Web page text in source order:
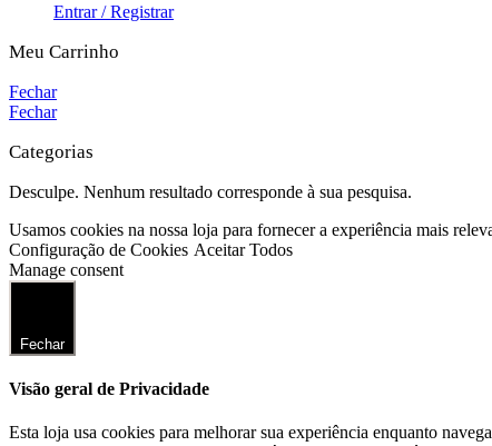
Entrar / Registrar
Meu Carrinho
Fechar
Fechar
Categorias
Desculpe. Nenhum resultado corresponde à sua pesquisa.
Usamos cookies na nossa loja para fornecer a experiência mais
Configuração de Cookies Aceitar Todos
Manage consent
Fechar
Visão geral de Privacidade
Esta loja usa cookies para melhorar sua experiência enquanto